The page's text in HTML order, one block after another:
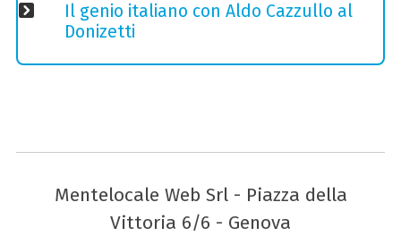
Il genio italiano con Aldo Cazzullo al
Donizetti
Mentelocale Web Srl - Piazza della
Vittoria 6/6 - Genova